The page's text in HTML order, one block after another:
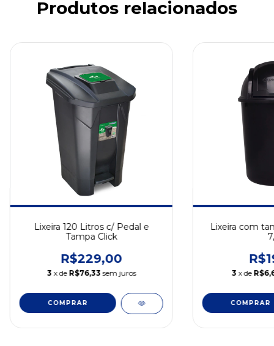
Produtos relacionados
Lixeira 120 Litros c/ Pedal e
Tampa Click
R$229,00
3 x de R$76,33 sem juros
Lixeira com
3 x de